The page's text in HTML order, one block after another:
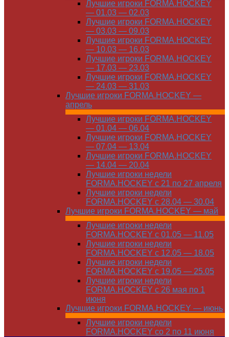
Лучшие игроки FORMA.HOCKEY
— 01.03 — 02.03
Лучшие игроки FORMA.HOCKEY
— 03.03 — 09.03
Лучшие игроки FORMA.HOCKEY
— 10.03 — 16.03
Лучшие игроки FORMA.HOCKEY
— 17.03 — 23.03
Лучшие игроки FORMA.HOCKEY
— 24.03 — 31.03
Лучшие игроки FORMA.HOCKEY —
апрель
Лучшие игроки FORMA.HOCKEY
— 01.04 — 06.04
Лучшие игроки FORMA.HOCKEY
— 07.04 — 13.04
Лучшие игроки FORMA.HOCKEY
— 14.04 — 20.04
Лучшие игроки недели
FORMA.HOCKEY с 21 по 27 апреля
Лучшие игроки недели
FORMA.HOCKEY с 28.04 — 30.04
Лучшие игроки FORMA.HOCKEY — май
Лучшие игроки недели
FORMA.HOCKEY с 01.05 — 11.05
Лучшие игроки недели
FORMA.HOCKEY с 12.05 — 18.05
Лучшие игроки недели
FORMA.HOCKEY с 19.05 — 25.05
Лучшие игроки недели
FORMA.HOCKEY с 26 мая по 1
июня
Лучшие игроки FORMA.HOCKEY — июнь
Лучшие игроки недели
FORMA.HOCKEY со 2 по 11 июня